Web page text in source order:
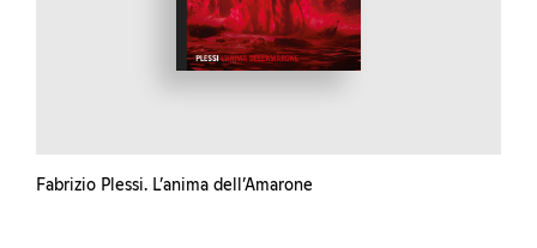
Fabrizio Plessi. L’anima dell’Amarone